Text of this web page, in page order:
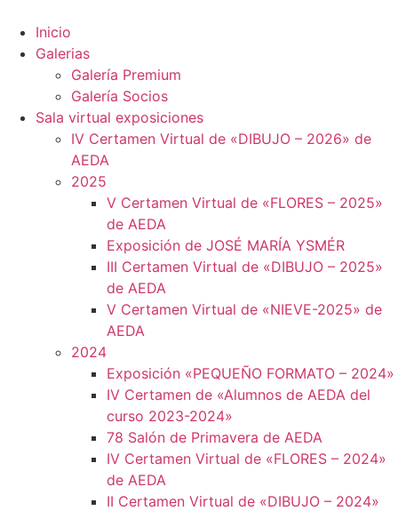
contenido
Inicio
Galerias
Galería Premium
Galería Socios
Sala virtual exposiciones
IV Certamen Virtual de «DIBUJO – 2026» de
AEDA
2025
V Certamen Virtual de «FLORES – 2025»
de AEDA
Exposición de JOSÉ MARÍA YSMÉR
III Certamen Virtual de «DIBUJO – 2025»
de AEDA
V Certamen Virtual de «NIEVE-2025» de
AEDA
2024
Exposición «PEQUEÑO FORMATO – 2024»
IV Certamen de «Alumnos de AEDA del
curso 2023-2024»
78 Salón de Primavera de AEDA
IV Certamen Virtual de «FLORES – 2024»
de AEDA
II Certamen Virtual de «DIBUJO – 2024»